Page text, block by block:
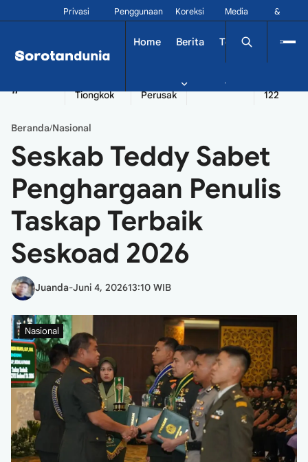
Privasi Penggunaan Koreksi
Media
&
Home Berita Tekno Dinamika
#
Tiongkok
Perusak
Seychelles
122
Beranda/Nasional
Seskab Teddy Sabet
Penghargaan Penulis
Taskap Terbaik
Seskoad 2026
Juanda-Juni 4, 202613:10 WIB
Nasional